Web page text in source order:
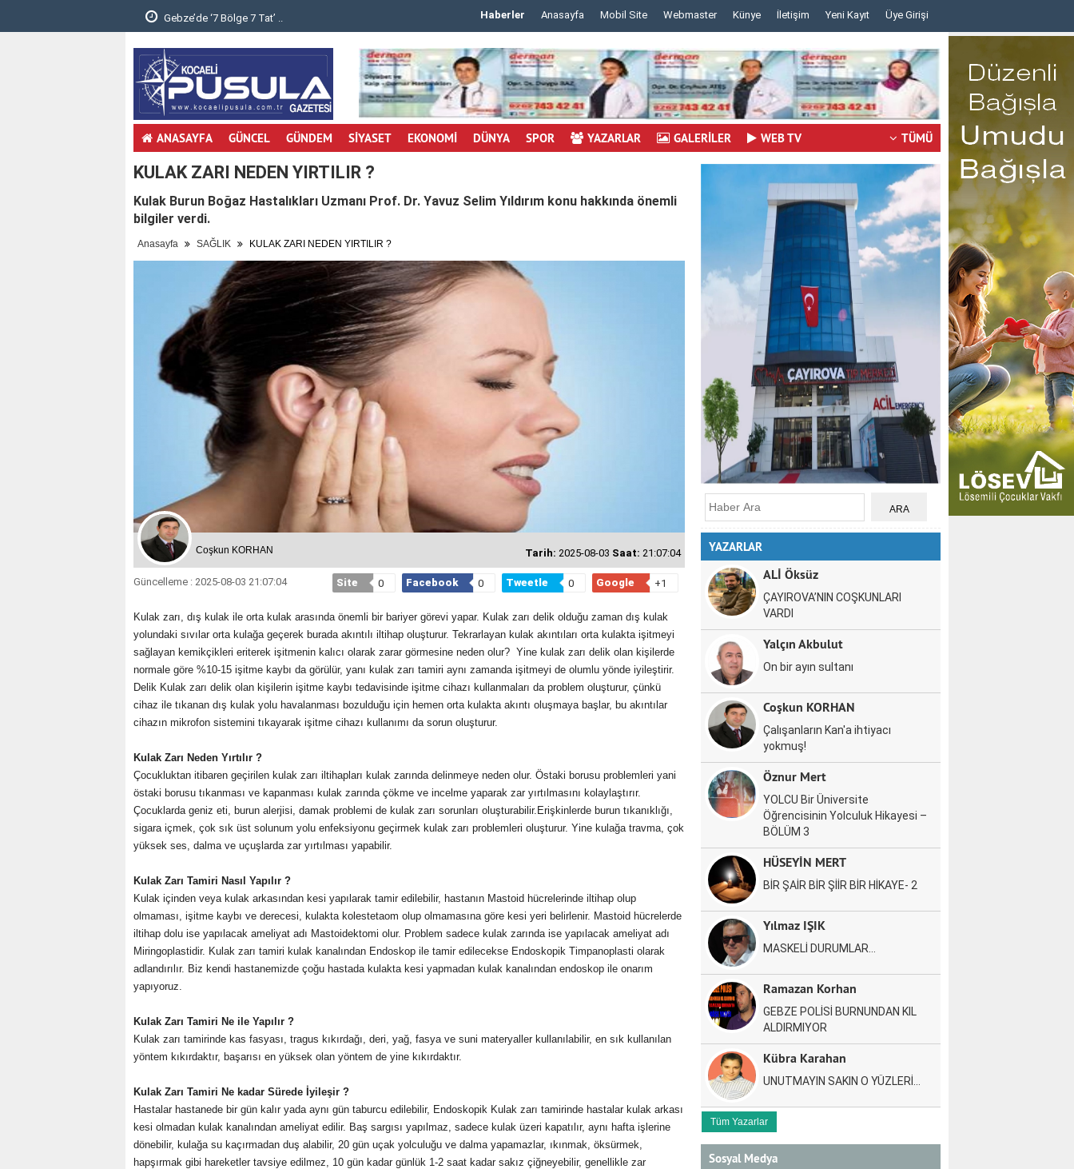
Dizi müzikleri senfonik yorumla Gebzelileri m.. Haberler Anasayfa Mobil Site Webmaster Künye İletişim Yeni Kayıt Üye Girişi
ANASAYFA GÜNCEL GÜNDEM SİYASET EKONOMİ DÜNYA SPOR YAZARLAR GALERİLER WEB TV TÜMÜ
KULAK ZARI NEDEN YIRTILIR ?
Kulak Burun Boğaz Hastalıkları Uzmanı Prof. Dr. Yavuz Selim Yıldırım konu hakkında önemli
bilgiler verdi.
Anasayfa SAĞLIK KULAK ZARI NEDEN YIRTILIR ?
Coşkun KORHAN Tarih: 2025-08-03 Saat: 21:07:04
Güncelleme : 2025-08-03 21:07:04 Site 0 Facebook 0 Tweetle 0 Google +1
Kulak zarı, dış kulak ile orta kulak arasında önemli bir bariyer görevi yapar. Kulak zarı delik olduğu zaman dış kulak
yolundaki sıvılar orta kulağa geçerek burada akıntılı iltihap oluşturur. Tekrarlayan kulak akıntıları orta kulakta işitmeyi
sağlayan kemikçikleri eriterek işitmenin kalıcı olarak zarar görmesine neden olur? Yine kulak zarı delik olan kişilerde
normale göre %10-15 işitme kaybı da görülür, yanı kulak zarı tamiri aynı zamanda işitmeyi de olumlu yönde iyileştirir.
Delik Kulak zarı delik olan kişilerin işitme kaybı tedavisinde işitme cihazı kullanmaları da problem oluşturur, çünkü
cihaz ile tıkanan dış kulak yolu havalanması bozulduğu için hemen orta kulakta akıntı oluşmaya başlar, bu akıntılar
cihazın mikrofon sistemini tıkayarak işitme cihazı kullanımı da sorun oluşturur.
Kulak Zarı Neden Yırtılır ?
Çocukluktan itibaren geçirilen kulak zarı iltihapları kulak zarında delinmeye neden olur. Östaki borusu problemleri yani
östaki borusu tıkanması ve kapanması kulak zarında çökme ve incelme yaparak zar yırtılmasını kolaylaştırır.
Çocuklarda geniz eti, burun alerjisi, damak problemi de kulak zarı sorunları oluşturabilir.Erişkinlerde burun tıkanıklığı,
sigara içmek, çok sık üst solunum yolu enfeksiyonu geçirmek kulak zarı problemleri oluşturur. Yine kulağa travma, çok
yüksek ses, dalma ve uçuşlarda zar yırtılması yapabilir.
Kulak Zarı Tamiri Nasıl Yapılır ?
Kulak içinden veya kulak arkasından kesi yapılarak tamir edilebilir, hastanın Mastoid hücrelerinde iltihap olup
olmaması, işitme kaybı ve derecesi, kulakta kolestetaom olup olmamasına göre kesi yeri belirlenir. Mastoid hücrelerde
iltihap dolu ise yapılacak ameliyat adı Mastoidektomi olur. Problem sadece kulak zarında ise yapılacak ameliyat adı
Miringoplastidir. Kulak zarı tamiri kulak kanalından Endoskop ile tamir edilecekse Endoskopik Timpanoplasti olarak
adlandırılır. Biz kendi hastanemizde çoğu hastada kulakta kesi yapmadan kulak kanalından endoskop ile onarım
yapıyoruz.
Kulak Zarı Tamiri Ne ile Yapılır ?
Kulak zarı tamirinde kas fasyası, tragus kıkırdağı, deri, yağ, fasya ve suni materyaller kullanılabilir, en sık kullanılan
yöntem kıkırdaktır, başarısı en yüksek olan yöntem de yine kıkırdaktır.
Kulak Zarı Tamiri Ne kadar Sürede İyileşir ?
Hastalar hastanede bir gün kalır yada aynı gün taburcu edilebilir, Endoskopik Kulak zarı tamirinde hastalar kulak arkası
kesi olmadan kulak kanalından ameliyat edilir. Baş sargısı yapılmaz, sadece kulak üzeri kapatılır, aynı hafta işlerine
dönebilir, kulağa su kaçırmadan duş alabilir, 20 gün uçak yolculuğu ve dalma yapamazlar, ıkınmak, öksürmek,
hapşırmak gibi hareketler tavsiye edilmez, 10 gün kadar günlük 1-2 saat kadar sakız çiğneyebilir, genellikle zar
YAZARLAR
ALİ Öksüz
ÇAYIROVA’NIN COŞKUNLARI
VARDI
Yalçın Akbulut
On bir ayın sultanı
Coşkun KORHAN
Çalışanların Kan'a ihtiyacı
yokmuş!
Öznur Mert
YOLCU Bir Üniversite
Öğrencisinin Yolculuk Hikayesi –
BÖLÜM 3
HÜSEYİN MERT
BİR ŞAİR BİR ŞİİR BİR HİKAYE- 2
Yılmaz IŞIK
MASKELİ DURUMLAR…
Ramazan Korhan
GEBZE POLİSİ BURNUNDAN KIL
ALDIRMIYOR
Kübra Karahan
UNUTMAYIN SAKIN O YÜZLERİ…
Tüm Yazarlar
Sosyal Medya